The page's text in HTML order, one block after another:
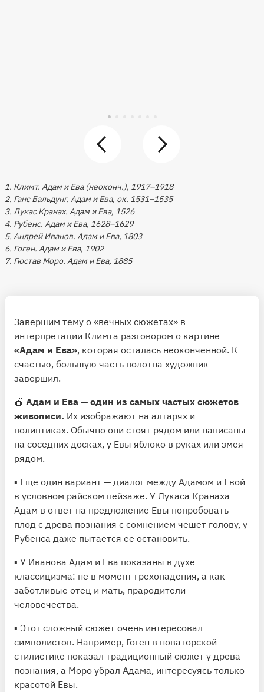
1. Климт. Адам и Ева (неоконч.), 1917–1918
2. Ганс Бальдунг. Адам и Ева, ок. 1531–1535
3. Лукас Кранах. Адам и Ева, 1526
4. Рубенс. Адам и Ева, 1628–1629
5. Андрей Иванов. Адам и Ева, 1803
6. Гоген. Адам и Ева, 1902
7. Гюстав Моро. Адам и Ева, 1885
Завершим тему о «вечных сюжетах» в
интерпретации Климта разговором о картине
«Адам и Ева», которая осталась неоконченной. К
счастью, большую часть полотна художник
завершил.
🍎 Адам и Ева — один из самых частых сюжетов
живописи. Их изображают на алтарях и
полиптиках. Обычно они стоят рядом или написаны
на соседних досках, у Евы яблоко в руках или змея
рядом.
▪️ Еще один вариант — диалог между Адамом и Евой
в условном райском пейзаже. У Лукаса Кранаха
Адам в ответ на предложение Евы попробовать
плод с древа познания с сомнением чешет голову, у
Рубенса даже пытается ее остановить.
▪️ У Иванова Адам и Ева показаны в духе
классицизма: не в момент грехопадения, а как
заботливые отец и мать, прародители
человечества.
▪️ Этот сложный сюжет очень интересовал
символистов. Например, Гоген в новаторской
стилистике показал традиционный сюжет у древа
познания, а Моро убрал Адама, интересуясь только
красотой Евы.